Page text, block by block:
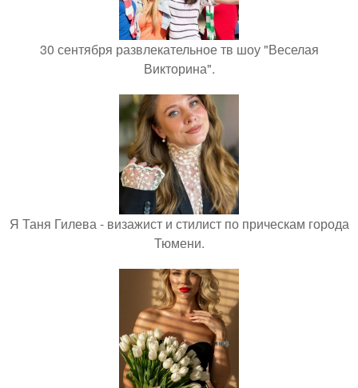
30 сентября развлекательное тв шоу "Веселая
Викторина".
Я Таня Гилева - визажист и стилист по прическам города
Тюмени.